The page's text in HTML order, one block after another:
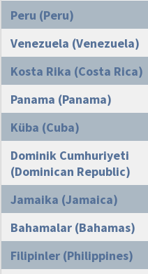
Peru (Peru)
Venezuela (Venezuela)
Kosta Rika (Costa Rica)
Panama (Panama)
Küba (Cuba)
Dominik Cumhuriyeti
(Dominican Republic)
Jamaika (Jamaica)
Bahamalar (Bahamas)
Filipinler (Philippines)